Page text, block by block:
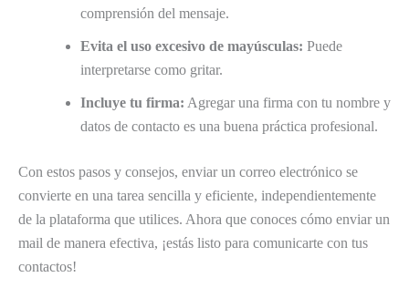
comprensión del mensaje.
Evita el uso excesivo de mayúsculas: Puede
interpretarse como gritar.
Incluye tu firma: Agregar una firma con tu nombre y
datos de contacto es una buena práctica profesional.
Con estos pasos y consejos, enviar un correo electrónico se
convierte en una tarea sencilla y eficiente, independientemente
de la plataforma que utilices. Ahora que conoces cómo enviar un
mail de manera efectiva, ¡estás listo para comunicarte con tus
contactos!